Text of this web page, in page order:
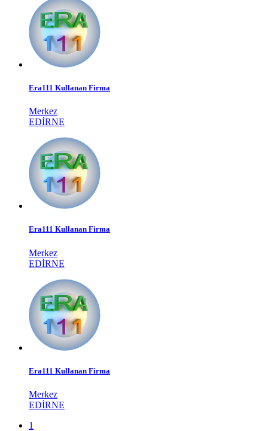
Era111 Kullanan Firma
Merkez
EDIRNE
Era111 Kullanan Firma
Merkez
EDIRNE
Era111 Kullanan Firma
Merkez
EDIRNE
1